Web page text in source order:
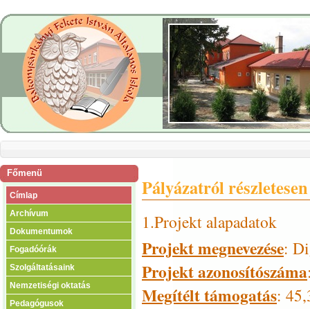
Főmenü
Címlap
Archívum
Dokumentumok
Fogadóórák
Szolgáltatásaink
Nemzetiségi oktatás
Pedagógusok
Pályázatról részletesen
1.Projekt alapadatok
Projekt megnevezése:
Projekt azonosítószáma
Megítélt támogatás: